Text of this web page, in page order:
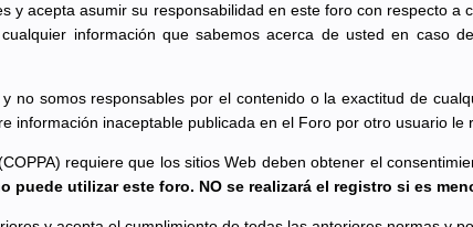
y acepta asumir su responsabilidad en este foro con respecto
información que sabemos acerca de usted en caso
no somos responsables por el contenido o la exactitud de
inaceptable publicada en el Foro por otro usuario le
requiere que los sitios Web deben obtener el
puede utilizar este foro. NO se realizará el registro si es